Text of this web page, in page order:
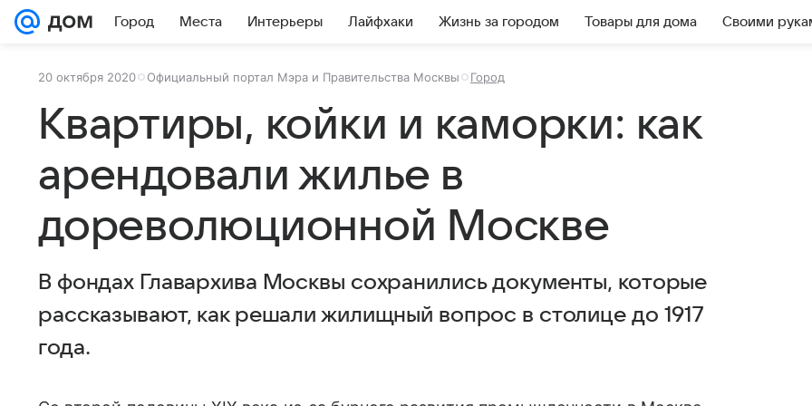
Город Места Интерьеры Лайфхаки Жизнь за городом Товары для дома Своими
20 октября 2020 Официальный портал Мэра и Правительства Москвы Город
Квартиры, койки и каморки: как
арендовали жилье в
дореволюционной Москве
В фондах Главархива Москвы сохранились документы, которые
рассказывают, как решали жилищный вопрос в столице до 1917
года.